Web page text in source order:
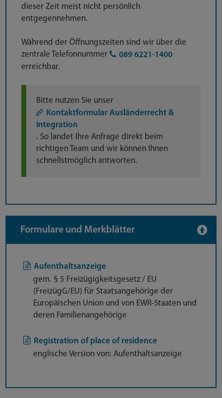
dieser Zeit meist nicht persönlich
entgegennehmen.
Während der Öffnungszeiten sind wir über die
zentrale Telefonnummer
089 6221-1400
erreichbar.
Bitte nutzen Sie unser
Kontaktformular Ausländerrecht &
Integration
. So landet Ihre Anfrage direkt beim
richtigen Team und wir können Ihnen
schnellstmöglich antworten.
Formulare und Merkblätter
Aufenthaltsanzeige
gem. § 5 Freizügigkeitsgesetz / EU
(FreizügG/EU) für Staatsangehörige der
Europäischen Union und von EWR-Staaten und
deren Familienangehörige
Registration of place of residence
englische Version von: Aufenthaltsanzeige